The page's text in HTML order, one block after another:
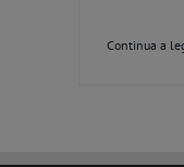
Continua a